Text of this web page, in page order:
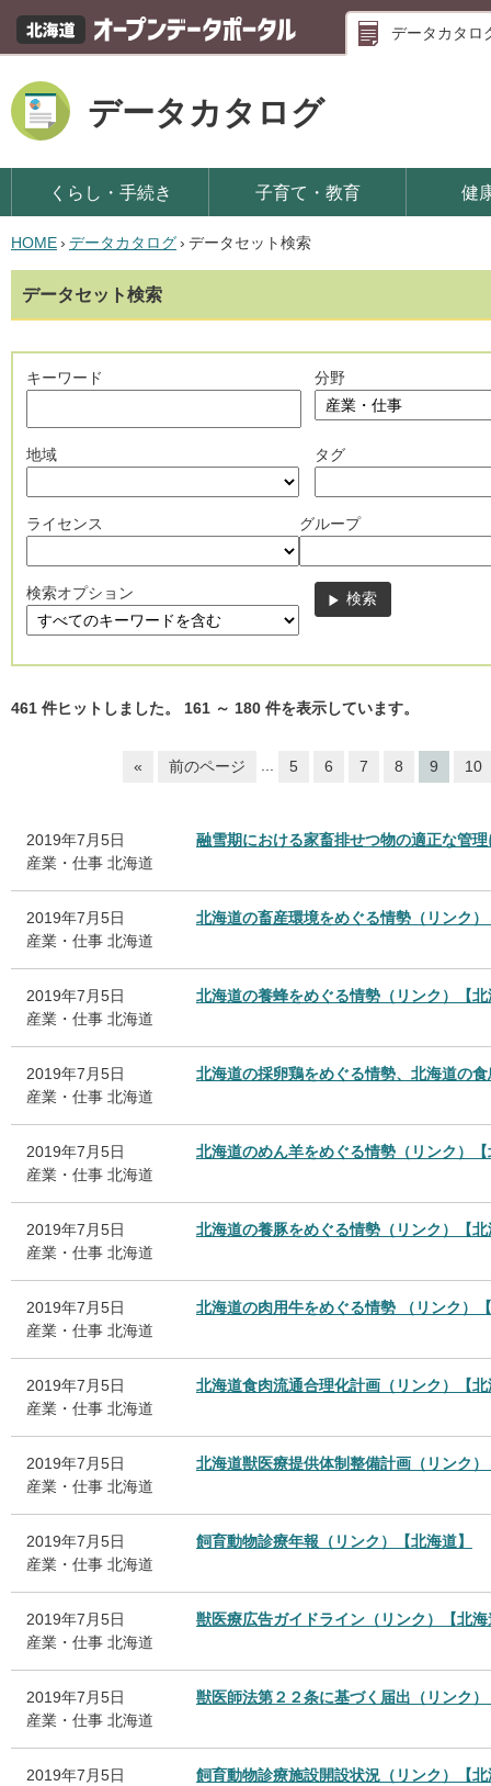
データカタロ
データカタログ
くらし・手続き 子育て・教育 健
HOME› データカタログ› データセット検索
データセット検索
キーワード 分野
地域 タグ
ライセンス グループ
検索オプション
461 件ヒットしました。 161 ～ 180 件を表示しています。
« 前のページ ... 5 6 7 8 9 10
2019年7月5日
融雪期における家畜排せつ物の適正な管
産業・仕事 北海道
2019年7月5日
北海道の畜産環境をめぐる情勢（リンク
産業・仕事 北海道
2019年7月5日
北海道の養蜂をめぐる情勢（リンク）【
産業・仕事 北海道
2019年7月5日
北海道の採卵鶏をめぐる情勢、北海道の
産業・仕事 北海道
2019年7月5日
北海道のめん羊をめぐる情勢（リンク）
産業・仕事 北海道
2019年7月5日
北海道の養豚をめぐる情勢（リンク）【
産業・仕事 北海道
2019年7月5日
北海道の肉用牛をめぐる情勢 （リンク）
産業・仕事 北海道
2019年7月5日
北海道食肉流通合理化計画（リンク）【
産業・仕事 北海道
2019年7月5日
北海道獣医療提供体制整備計画（リンク
産業・仕事 北海道
2019年7月5日
飼育動物診療年報（リンク）【北海道】
産業・仕事 北海道
2019年7月5日
獣医療広告ガイドライン（リンク）【北海
産業・仕事 北海道
2019年7月5日
獣医師法第２２条に基づく届出（リンク
産業・仕事 北海道
2019年7月5日
飼育動物診療施設開設状況（リンク）【